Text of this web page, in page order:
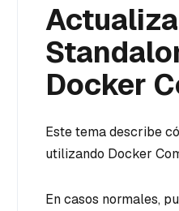
Docker
Este tema describe
utilizando Docker
En casos normales,